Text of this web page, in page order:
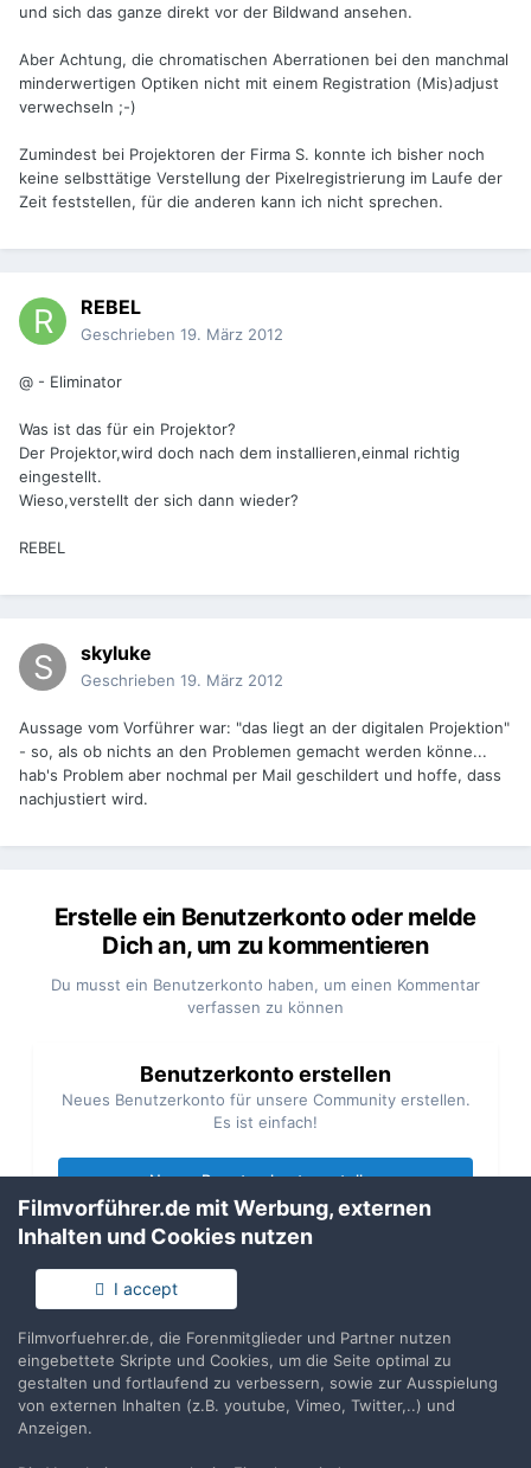
und sich das ganze direkt vor der Bildwand ansehen.
Aber Achtung, die chromatischen Aberrationen bei den manchmal
minderwertigen Optiken nicht mit einem Registration (Mis)adjust
verwechseln ;-)
Zumindest bei Projektoren der Firma S. konnte ich bisher noch
keine selbsttätige Verstellung der Pixelregistrierung im Laufe der
Zeit feststellen, für die anderen kann ich nicht sprechen.
REBEL
Geschrieben 19. März 2012
@ - Eliminator
Was ist das für ein Projektor?
Der Projektor,wird doch nach dem installieren,einmal richtig
eingestellt.
Wieso,verstellt der sich dann wieder?
REBEL
skyluke
Geschrieben 19. März 2012
Aussage vom Vorführer war: "das liegt an der digitalen Projektion"
- so, als ob nichts an den Problemen gemacht werden könne...
hab's Problem aber nochmal per Mail geschildert und hoffe, dass
nachjustiert wird.
Erstelle ein Benutzerkonto oder melde
Dich an, um zu kommentieren
Du musst ein Benutzerkonto haben, um einen Kommentar
verfassen zu können
Benutzerkonto erstellen
Neues Benutzerkonto für unsere Community erstellen.
Es ist einfach!
Neues Benutzerkonto erstellen
Du hast bereits ein Benutzerkonto? Melde Dich hier an.
Jetzt anmelden
Filmvorführer.de mit Werbung, externen
Inhalten und Cookies nutzen
I accept
Filmvorfuehrer.de, die Forenmitglieder und Partner nutzen
eingebettete Skripte und Cookies, um die Seite optimal zu
gestalten und fortlaufend zu verbessern, sowie zur Ausspielung
von externen Inhalten (z.B. youtube, Vimeo, Twitter,..) und
Anzeigen.